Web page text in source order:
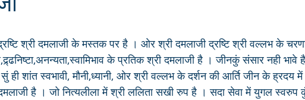
श्री दमलाजी के मस्तक पर है । ओर श्री दमलाजी द्रष्टि श्री वल्लभ के
के प्रतिक श्री दमलाजी है । जीनकुं संसार नही भावे
ही शांत स्वभावी, मौनी,ध्यानी, ओर श्री वल्लभ के दर्शन की आर्ति जीन के ह्रदय
है । जो नित्यलीला में श्री ललिता सखी रुप है । सदा सेवा में युगल